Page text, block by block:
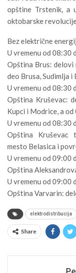
opštine Trstenik, a
oktobarske
Bez električne
U vremenu od 08:30
Opština Brus: delovi
deo Brusa, Sudimlja i
U vremenu od 08:30
Opština Kruševac:
Kupci i Modrice, a
U vremenu od 08:30
Opština Kruševac
mesto Belasica i
U vremenu od 09:00
Opština
U vremenu od 09:00
Opština Varvarin:
elektrodistribucija
Share